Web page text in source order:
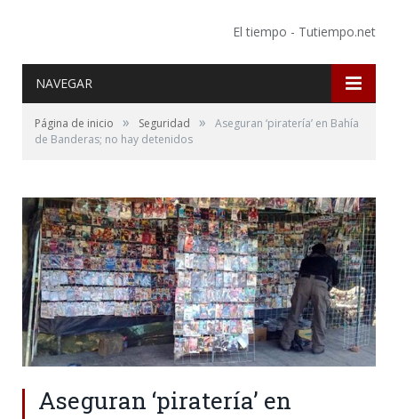
El tiempo - Tutiempo.net
NAVEGAR
Página de inicio » Seguridad »
Aseguran ‘piratería’ en Bahía
de Banderas; no hay detenidos
Aseguran ‘piratería’ en